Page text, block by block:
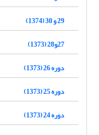
29 و 30 (1374)
27و28 (1373)
دوره 26 (1373)
دوره 25 (1373)
دوره 24 (1373)